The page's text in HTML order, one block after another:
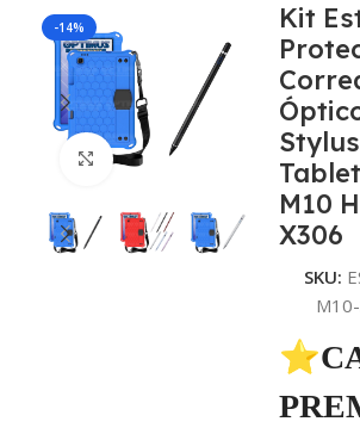
-14%
Click to enlarge
Kit
M10
X306
SKU: